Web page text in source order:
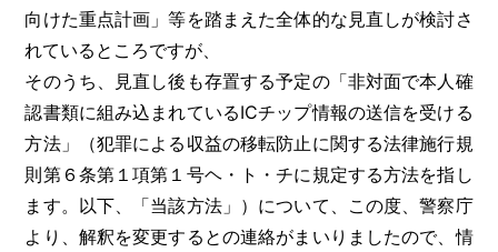
向けた重点計画」等を踏まえた全体的な見直しが検討さ
れているところですが、
そのうち、見直し後も存置する予定の「非対面で本人確
認書類に組み込まれているICチップ情報の送信を受ける
方法」（犯罪による収益の移転防止に関する法律施行規
則第６条第１項第１号ヘ・ト・チに規定する方法を指し
ます。以下、「当該方法」）について、この度、警察庁
より、解釈を変更するとの連絡がまいりましたので、情